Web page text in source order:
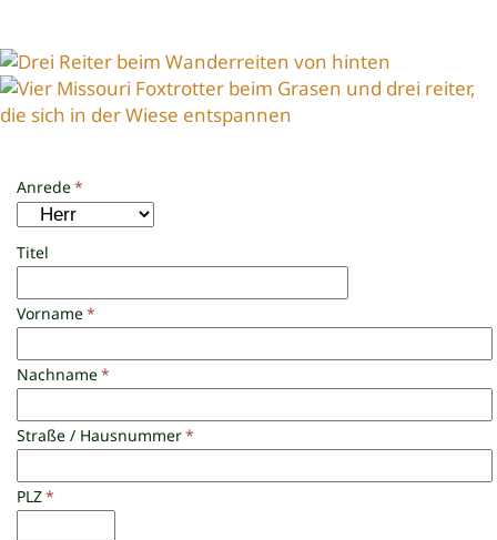
Anrede*
Titel
Vorname*
Nachname*
Straße / Hausnummer*
PLZ*